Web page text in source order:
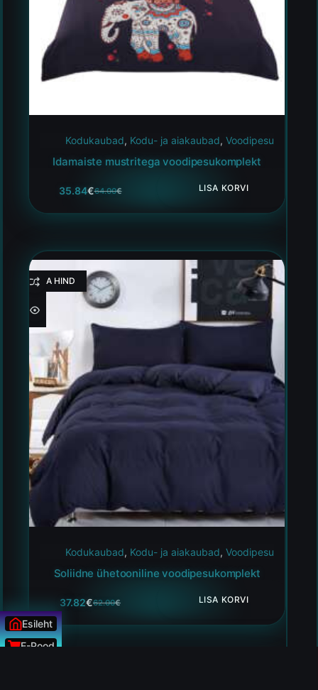
Kodukaubad, Kodu- ja aiakaubad, Voodipesu
Idamaiste mustritega voodipesukomplekt
64.00€
35.84€ LISA KORVI
HEA HIND
Kodukaubad, Kodu- ja aiakaubad, Voodipesu
Soliidne ühetooniline voodipesukomplekt
62.00€
37.82€ LISA KORVI
Esileht
E-Pood